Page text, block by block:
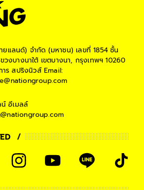
ยแลนด์) จำกัด (มหาชน) เลขที่ 1854 ชั้น
วงบางนาใต้ เขตบางนา, กรุงเทพฯ 10260
ร สปริงนิวส์Email:
อีเมลล์